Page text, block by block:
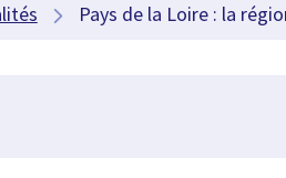
Pays de la Loire : la